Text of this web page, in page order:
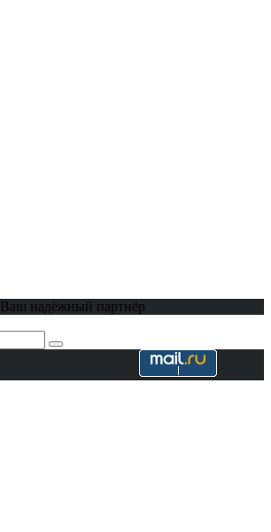
Ваш надёжный партнёр